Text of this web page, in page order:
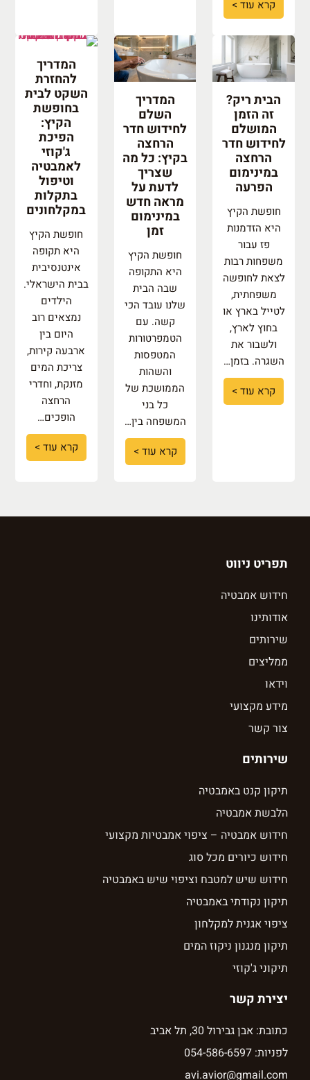
קרא עוד >
הבית ריק?
זה הזמן
המושלם
לחידוש חדר
הרחצה
במינימום
הפרעה
חופשת הקיץ
היא הזדמנות
פז עבור
משפחות רבות
לצאת לחופשה
משפחתית,
לטייל בארץ או
בחוץ לארץ,
ולשבור את
השגרה. בזמן…
קרא עוד >
המדריך
השלם
לחידוש חדר
הרחצה
בקיץ: כל מה
שצריך
לדעת על
מראה חדש
במינימום
זמן
חופשת הקיץ
היא התקופה
שבה הבית
שלנו עובד הכי
קשה. עם
הטמפרטורות
המטפסות
והשהות
הממושכת של
כל בני
המשפחה בין…
קרא עוד >
המדריך
להחזרת
השקט לבית
בחופשת
הקיץ:
הפיכת
ג'קוזי
לאמבטיה
וטיפול
בתקלות
במקלחונים
חופשת הקיץ
היא תקופה
אינטנסיבית
בבית הישראלי.
הילדים
נמצאים רוב
היום בין
ארבעה קירות,
צריכת המים
מזנקת, וחדרי
הרחצה
הופכים…
קרא עוד >
תפריט ניווט
חידוש אמבטיה
אודותינו
שירותים
ממליצים
וידאו
מידע מקצועי
צור קשר
שירותים
תיקון קנט באמבטיה
הלבשת אמבטיה
חידוש אמבטיה – ציפוי אמבטיות מקצועי
חידוש כיורים מכל סוג
חידוש שיש למטבח וציפוי שיש באמבטיה
תיקון נקודתי באמבטיה
ציפוי אגנית למקלחון
תיקון מנגנון ניקוז המים
תיקוני ג'קוזי
יצירת קשר
כתובת: אבן גבירול 30, תל אביב
לפניות: 054-586-6597
avi.avior@gmail.com